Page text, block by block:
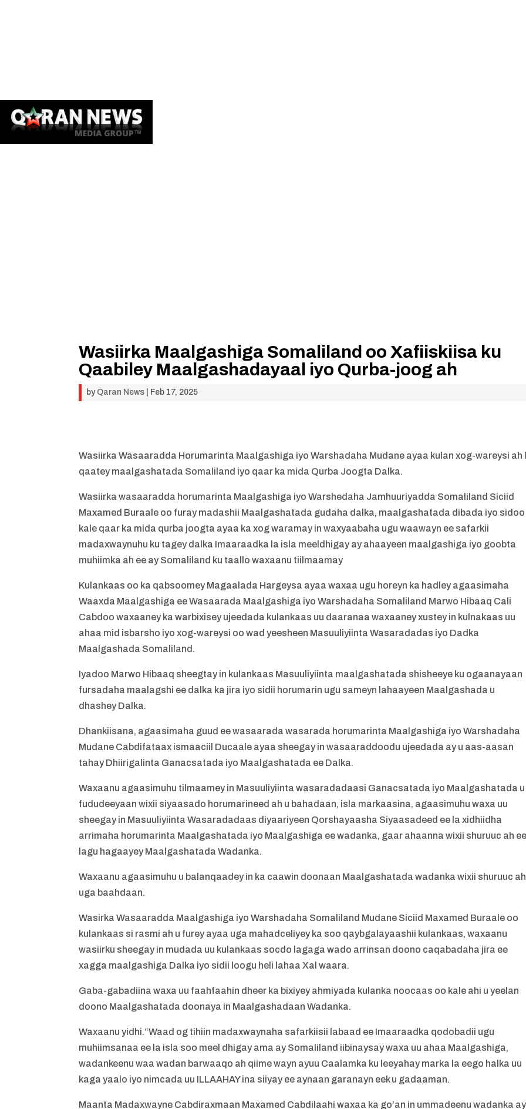
Wasiirka Maalgashiga Somaliland oo Xafiiskiisa ku
Qaabiley Maalgashadayaal iyo Qurba-joog ah
by Qaran News Feb 17, 2025
Wasiirka Wasaaradda Horumarinta Maalgashiga iyo Warshadaha Mudane ayaa kulan xog-wareysi ah
qaatey maalgashatada Somaliland iyo qaar ka mida Qurba Joogta Dalka.
Wasiirka wasaaradda horumarinta Maalgashiga iyo Warshedaha Jamhuuriyadda Somaliland Siciid
Maxamed Buraale oo furay madashii Maalgashatada gudaha dalka, maalgashatada dibada iyo sidoo
kale qaar ka mida qurba joogta ayaa ka xog waramay in waxyaabaha ugu waawayn ee safarkii
madaxwaynuhu ku tagey dalka Imaaraadka la isla meeldhigay ay ahaayeen maalgashiga iyo goobta
muhiimka ah ee ay Somaliland ku taallo waxaanu tiilmaamay
Kulankaas oo ka qabsoomey Magaalada Hargeysa ayaa waxaa ugu horeyn ka hadley agaasimaha
Waaxda Maalgashiga ee Wasaarada Maalgashiga iyo Warshadaha Somaliland Marwo Hibaaq Cali
Cabdoo waxaaney ka warbixisey ujeedada kulankaas uu daaranaa waxaaney xustey in kulnakaas uu
ahaa mid isbarsho iyo xog-wareysi oo wad yeesheen Masuuliyiinta Wasaradadas iyo Dadka
Maalgashada Somaliland.
Iyadoo Marwo Hibaaq sheegtay in kulankaas Masuuliyiinta maalgashatada shisheeye ku ogaanayaan
fursadaha maalagshi ee dalka ka jira iyo sidii horumarin ugu sameyn lahaayeen Maalgashada u
dhashey Dalka.
Dhankiisana, agaasimaha guud ee wasaarada wasarada horumarinta Maalgashiga iyo Warshadaha
Mudane Cabdifataax ismaaciil Ducaale ayaa sheegay in wasaaraddoodu ujeedada ay u aas-aasan
tahay Dhiirigalinta Ganacsatada iyo Maalgashatada ee Dalka.
Waxaanu agaasimuhu tilmaamey in Masuuliyiinta wasaradadaasi Ganacsatada iyo Maalgashatada u
fududeeyaan wixii siyaasado horumarineed ah u bahadaan, isla markaasina, agaasimuhu waxa uu
sheegay in Masuuliyiinta Wasaradadaas diyaariyeen Qorshayaasha Siyaasadeed ee la xidhiidha
arrimaha horumarinta Maalgashatada iyo Maalgashiga ee wadanka, gaar ahaanna wixii shuruuc ah
lagu hagaayey Maalgashatada Wadanka.
Waxaanu agaasimuhu u balanqaadey in ka caawin doonaan Maalgashatada wadanka wixii shuruuc ah
uga baahdaan.
Wasirka Wasaaradda Maalgashiga iyo Warshadaha Somaliland Mudane Siciid Maxamed Buraale oo
kulankaas si rasmi ah u furey ayaa uga mahadceliyey ka soo qaybgalayaashii kulankaas, waxaanu
wasiirku sheegay in mudada uu kulankaas socdo lagaga wado arrinsan doono caqabadaha jira ee
xagga maalgashiga Dalka iyo sidii loogu heli lahaa Xal waara.
Gaba-gabadiina waxa uu faahfaahin dheer ka bixiyey ahmiyada kulanka noocaas oo kale ahi u yeelan
doono Maalgashatada doonaya in Maalgashadaan Wadanka.
Waxaanu yidhi.“Waad og tihiin madaxwaynaha safarkiisii labaad ee Imaaraadka qodobadii ugu
muhiimsanaa ee la isla soo meel dhigay ama ay Somaliland iibinaysay waxa uu ahaa Maalgashiga,
wadankeenu waa wadan barwaaqo ah qiime wayn ayuu Caalamka ku leeyahay marka la eego halka uu
kaga yaalo iyo nimcada uu ILLAAHAY ina siiyay ee aynaan garanayn eek u gadaaman.
Maanta Madaxwayne Cabdiraxmaan Maxamed Cabdilaahi waxaa ka go’an in ummadeenu wadanka ay